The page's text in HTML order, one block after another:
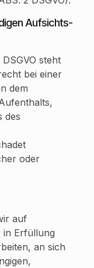
Aufsichts­
steht
bei einer
dem
des
oder
auf
in Erfüllung
an sich